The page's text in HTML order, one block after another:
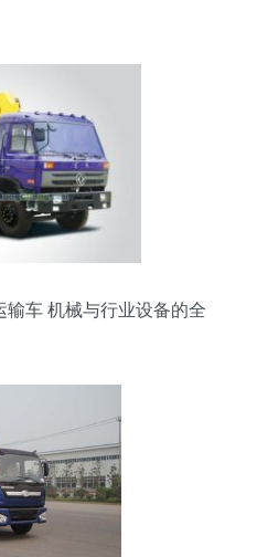
输车 机械与行业设备的全